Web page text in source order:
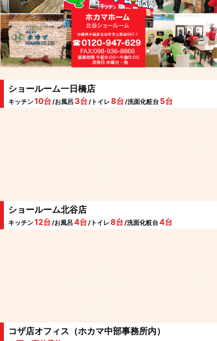
ショールーム一日橋店
キッチン10台 /お風呂 3台 /トイレ 8台 /洗面化粧台 5台
ショールーム北谷店
キッチン12台 /お風呂 4台 /トイレ 8台 /洗面化粧台 4台
コザ店オフィス（ホカマ中部事務所内）